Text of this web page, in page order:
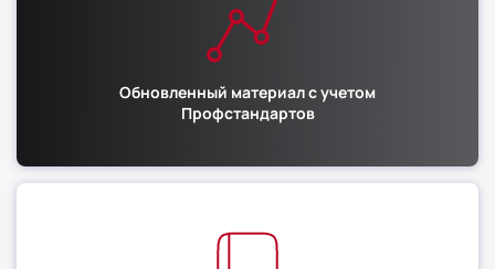
Обновленный материал с учетом
Профстандартов